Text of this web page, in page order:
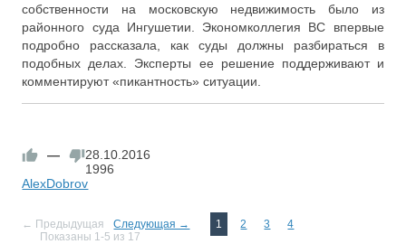
собственности на московскую недвижимость было из
районного суда Ингушетии. Экономколлегия ВС впервые
подробно рассказала, как суды должны разбираться в
подобных делах. Эксперты ее решение поддерживают и
комментируют «пикантность» ситуации.
—
28.10.2016
1996
AlexDobrov
← Предыдущая Следующая → 1 2 3
4
Показаны 1-5 из 17